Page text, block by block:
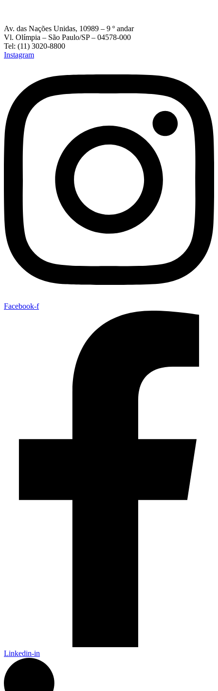
Av. das Nações Unidas, 10989 – 9 º andar
Vl. Olímpia – São Paulo/SP – 04578-000
Tel: (11) 3020-8800
Instagram
Facebook-f
Linkedin-in